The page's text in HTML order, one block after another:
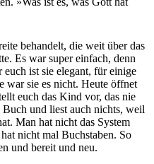
behandelt, die weit über das
Es war super einfach, denn
ist sie elegant, für einige
war sie es nicht. Heute öffnet
euch das Kind vor, das nie
und liest auch nichts, weil
Man hat nicht das System
nicht mal Buchstaben. So
und bereit und neu.